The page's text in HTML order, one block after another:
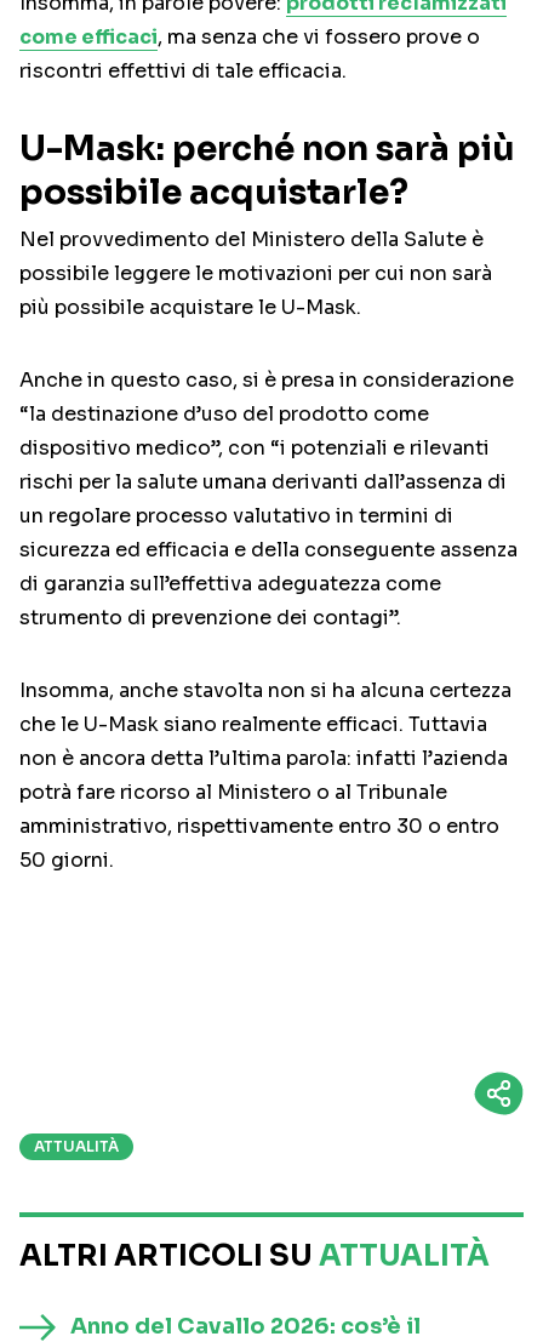
come efficaci, ma senza che vi fossero prove o
riscontri effettivi di tale efficacia.
U-Mask: perché non sarà più
possibile acquistarle?
Nel provvedimento del Ministero della Salute è
possibile leggere le motivazioni per cui non sarà
più possibile acquistare le U-Mask.
Anche in questo caso, si è presa in considerazione
“la destinazione d’uso del prodotto come
dispositivo medico”, con “i potenziali e rilevanti
rischi per la salute umana derivanti dall’assenza di
un regolare processo valutativo in termini di
sicurezza ed efficacia e della conseguente assenza
di garanzia sull’effettiva adeguatezza come
strumento di prevenzione dei contagi”.
Insomma, anche stavolta non si ha alcuna certezza
che le U-Mask siano realmente efficaci. Tuttavia
non è ancora detta l’ultima parola: infatti l’azienda
potrà fare ricorso al Ministero o al Tribunale
amministrativo, rispettivamente entro 30 o entro
50 giorni.
ATTUALITÀ
ALTRI ARTICOLI SU ATTUALITÀ
Anno del Cavallo 2026: cos’è il